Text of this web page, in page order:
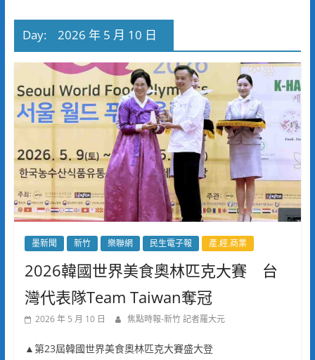
Day: 2026 年 5 月 10 日
墨新聞 新竹 樂聯網 民生電子報 產.經.商業
2026韓國世界美食奧林匹克大賽 台
灣代表隊Team Taiwan奪冠
2026 年 5 月 10 日 焦點時報-新竹 記者羅大元
▲第23屆韓國世界美食奧林匹克大賽盛大登